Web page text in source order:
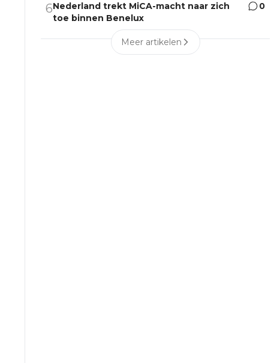
6Nederland trekt MiCA-macht naar zich
toe binnen Benelux
0
Meer artikelen